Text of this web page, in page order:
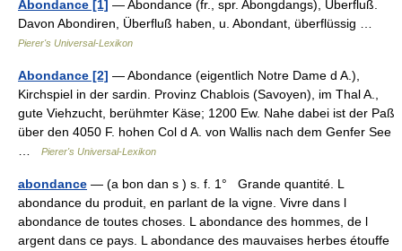
Abondance [1] — Abondance (fr., spr. Abongdangs), Überfluß.
Davon Abondiren, Überfluß haben, u. Abondant, überflüssig …
Pierer's Universal-Lexikon
Abondance [2] — Abondance (eigentlich Notre Dame d A.),
Kirchspiel in der sardin. Provinz Chablois (Savoyen), im Thal A.,
gute Viehzucht, berühmter Käse; 1200 Ew. Nahe dabei ist der Paß
über den 4050 F. hohen Col d A. von Wallis nach dem Genfer See
Pierer's Universal-Lexikon
abondance — (a bon dan s ) s. f. 1° Grande quantité. L
abondance du produit, en parlant de la vigne. Vivre dans l
abondance de toutes choses. L abondance des hommes, de l
argent dans ce pays. L abondance des mauvaises herbes étouffe